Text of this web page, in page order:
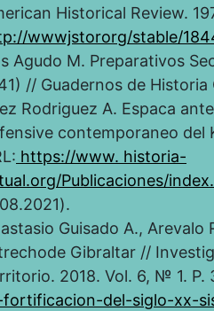
Historical Review.
wwwjstororg/stable/
Agudo M. Preparativos
// Guadernos de
Rodriguez A. Espaсa
contemporaneo del
https://www. historia-
Publicaciones/
Guisado A.,
Gibraltar //
2018. Vol. 6, № 1. P.
fortificacion-del-siglo-xx-